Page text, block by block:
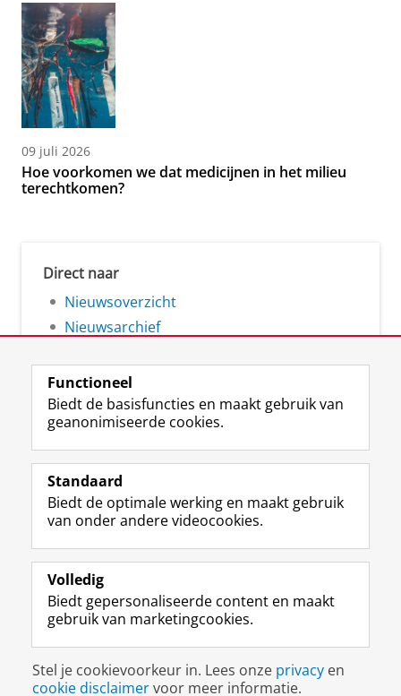
09 juli 2026
Hoe voorkomen we dat medicijnen in het milieu
terechtkomen?
Direct naar
Nieuwsoverzicht
Nieuwsarchief
Volg de RUG
F
a
e
b
o
p
a
g
i
n
a
L
i
k
e
I
-
p
a
g
i
n
R
S
-
f
e
R
i
k
s
u
I
n
t
r
m
-
c
c
o
Y
o
T
e
k
a
a
a
Studiekiezers
Alumni
Over ons
Disclaimer & Copyright
Inloggen
Functioneel
Biedt de basisfuncties en maakt gebruik van
geanonimiseerde cookies.
Standaard
Biedt de optimale werking en maakt gebruik
van onder andere videocookies.
Volledig
Biedt gepersonaliseerde content en maakt
gebruik van marketingcookies.
Stel je cookievoorkeur in. Lees onze privacy en
cookie disclaimervoor meer informatie.